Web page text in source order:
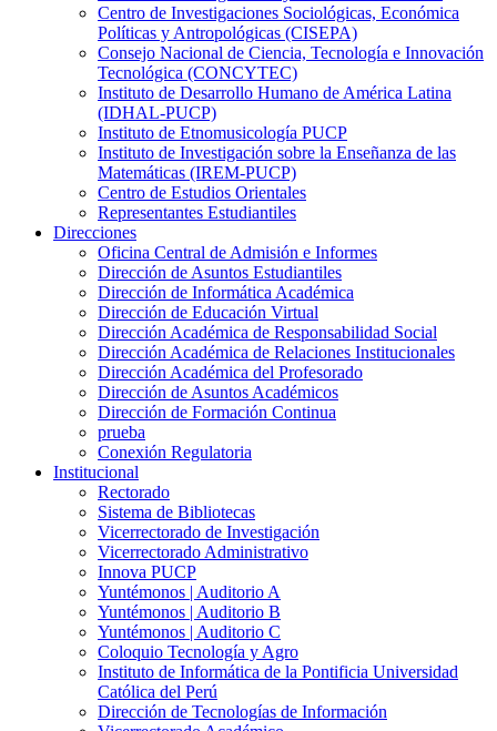
Centro de Investigaciones Sociológicas, Económica
Políticas y Antropológicas (CISEPA)
Consejo Nacional de Ciencia, Tecnología e Innovación
Tecnológica (CONCYTEC)
Instituto de Desarrollo Humano de América Latina
(IDHAL-PUCP)
Instituto de Etnomusicología PUCP
Instituto de Investigación sobre la Enseñanza de las
Matemáticas (IREM-PUCP)
Centro de Estudios Orientales
Representantes Estudiantiles
Direcciones
Oficina Central de Admisión e Informes
Dirección de Asuntos Estudiantiles
Dirección de Informática Académica
Dirección de Educación Virtual
Dirección Académica de Responsabilidad Social
Dirección Académica de Relaciones Institucionales
Dirección Académica del Profesorado
Dirección de Asuntos Académicos
Dirección de Formación Continua
prueba
Conexión Regulatoria
Institucional
Rectorado
Sistema de Bibliotecas
Vicerrectorado de Investigación
Vicerrectorado Administrativo
Innova PUCP
Yuntémonos | Auditorio A
Yuntémonos | Auditorio B
Yuntémonos | Auditorio C
Coloquio Tecnología y Agro
Instituto de Informática de la Pontificia Universidad
Católica del Perú
Dirección de Tecnologías de Información